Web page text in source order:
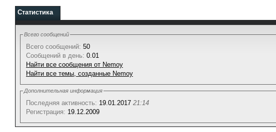
Статистика
Всего сообщений
Всего сообщений: 50
Сообщений в день: 0.01
Найти все сообщения от Nemoy
Найти все темы, созданные Nemoy
Дополнительная информация
Последняя активность: 19.01.2017 21:14
Регистрация: 19.12.2009